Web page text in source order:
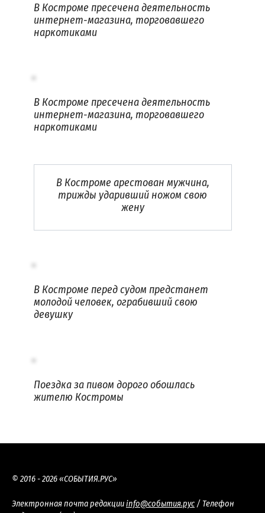
В Костроме пресечена деятельность
интернет-магазина, торговавшего
наркотиками
В Костроме пресечена деятельность
интернет-магазина, торговавшего
наркотиками
В Костроме арестован мужчина,
трижды ударивший ножом свою
жену
В Костроме перед судом предстанет
молодой человек, ограбивший свою
девушку
Поездка за пивом дорого обошлась
жителю Костромы
© 2016 - 2026 «СОБЫТИЯ.РУС»
Электронная почта редакцииinfo@события.рус / Телефон